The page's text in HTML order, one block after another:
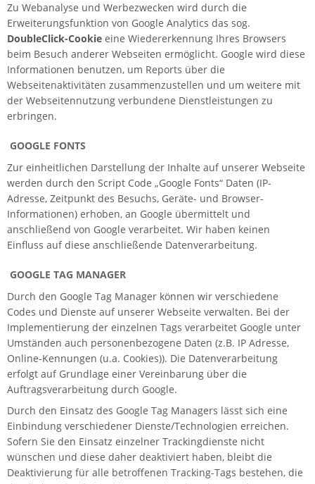
Zu Webanalyse und Werbezwecken wird durch die
Erweiterungsfunktion von Google Analytics das sog.
DoubleClick-Cookie eine Wiedererkennung Ihres Browsers
beim Besuch anderer Webseiten ermöglicht. Google wird diese
Informationen benutzen, um Reports über die
Webseitenaktivitäten zusammenzustellen und um weitere mit
der Webseitennutzung verbundene Dienstleistungen zu
erbringen.
GOOGLE FONTS
Zur einheitlichen Darstellung der Inhalte auf unserer Webseite
werden durch den Script Code „Google Fonts“ Daten (IP-
Adresse, Zeitpunkt des Besuchs, Geräte- und Browser-
Informationen) erhoben, an Google übermittelt und
anschließend von Google verarbeitet. Wir haben keinen
Einfluss auf diese anschließende Datenverarbeitung.
GOOGLE TAG MANAGER
Durch den Google Tag Manager können wir verschiedene
Codes und Dienste auf unserer Webseite verwalten. Bei der
Implementierung der einzelnen Tags verarbeitet Google unter
Umständen auch personenbezogene Daten (z.B. IP Adresse,
Online-Kennungen (u.a. Cookies)). Die Datenverarbeitung
erfolgt auf Grundlage einer Vereinbarung über die
Auftragsverarbeitung durch Google.
Durch den Einsatz des Google Tag Managers lässt sich eine
Einbindung verschiedener Dienste/Technologien erreichen.
Sofern Sie den Einsatz einzelner Trackingdienste nicht
wünschen und diese daher deaktiviert haben, bleibt die
Deaktivierung für alle betroffenen Tracking-Tags bestehen, die